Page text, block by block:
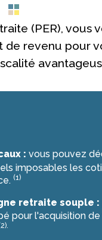
(PER), vous
de revenu pour
: vous pouvez
imposables les
(1)
retraite souple :
pour l'acquisition